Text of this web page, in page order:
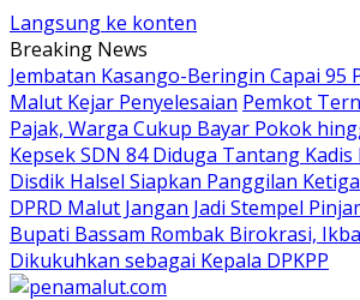
Langsung ke konten
Breaking News
Jembatan Kasango-Beringin Capai 95
Malut Kejar Penyelesaian Pemkot
Pajak, Warga Cukup Bayar Pokok
Kepsek SDN 84 Diduga Tantang
Disdik Halsel Siapkan Panggilan Ketiga
DPRD Malut Jangan Jadi Stempel
Bupati Bassam Rombak Birokrasi,
Dikukuhkan sebagai Kepala DPKPP